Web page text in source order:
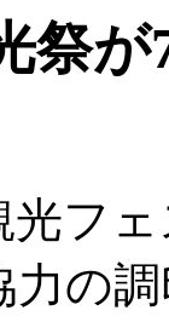
祭
光フ
力の